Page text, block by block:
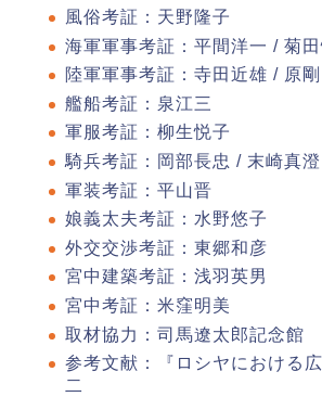
風俗考証：天野隆子
海軍軍事考証：平間洋一 / 菊
陸軍軍事考証：寺田近雄 / 原剛
艦船考証：泉江三
軍服考証：柳生悦子
騎兵考証：岡部長忠 / 末崎真
軍装考証：平山晋
娘義太夫考証：水野悠子
外交交渉考証：東郷和彦
宮中建築考証：浅羽英男
宮中考証：米窪明美
取材協力：司馬遼太郎記念館
参考文献：『ロシヤにおける
二